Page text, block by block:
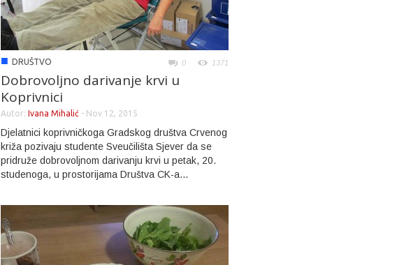
■ DRUŠTVO 0 1371
Dobrovoljno darivanje krvi u
Koprivnici
Autor: Ivana Mihalić - Nov 12, 2015
Djelatnici koprivničkoga Gradskog društva Crvenog
križa pozivaju studente Sveučilišta Sjever da se
pridruže dobrovoljnom darivanju krvi u petak, 20.
studenoga, u prostorijama Društva CK-a...